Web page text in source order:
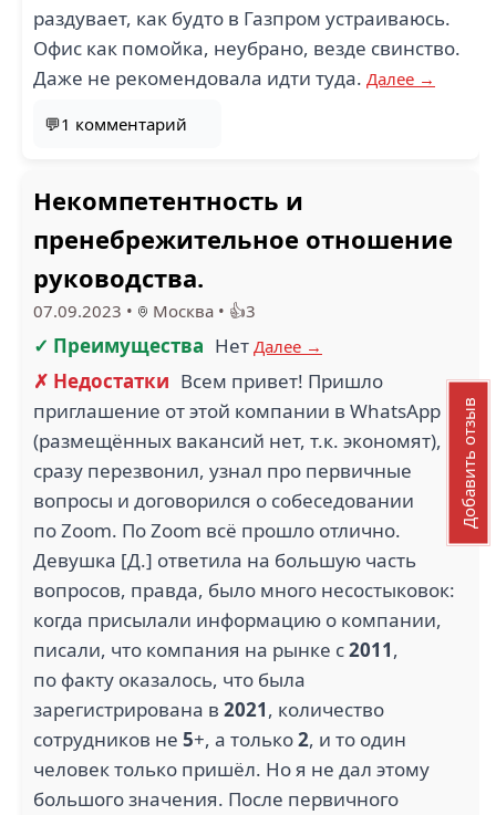
раздувает, как будто в Газпром устраиваюсь.
Офис как помойка, неубрано, везде свинство.
Даже не рекомендовала идти туда. Далее →
💬1 комментарий
Некомпетентность и
пренебрежительное отношение
руководства.
07.09.2023 • Москва • 👍3
✓ Преимущества Нет Далее →
✗ Недостатки Всем привет! Пришло
приглашение от этой компании в WhatsApp
(размещённых вакансий нет, т.к. экономят),
сразу перезвонил, узнал про первичные
вопросы и договорился о собеседовании
по Zoom. По Zoom всё прошло отлично.
Девушка [Д.] ответила на большую часть
вопросов, правда, было много несостыковок:
когда присылали информацию о компании,
писали, что компания на рынке с2011,
по факту оказалось, что была
зарегистрирована в 2021, количество
сотрудников не 5+, а только2, и то один
человек только пришёл. Но я не дал этому
большого значения. После первичного
Добавить отзыв